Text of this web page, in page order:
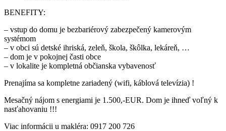
BENEFITY:
– vstup do domu je bezbariérový zabezpečený kamerovým
systémom
– v obci sú detské ihriská, zeleň, škola, škôlka, lekáreň, …
– dom je v pokojnej časti obce
– v lokalite je kompletná občianska vybavenosť
Prenajíma sa kompletne zariadený (wifi, káblová televízia) !
Mesačný nájom s energiami je 1.500,-EUR. Dom je ihneď voľný k
nasťahovaniu !!!
Viac informácii u makléra: 0917 200 726